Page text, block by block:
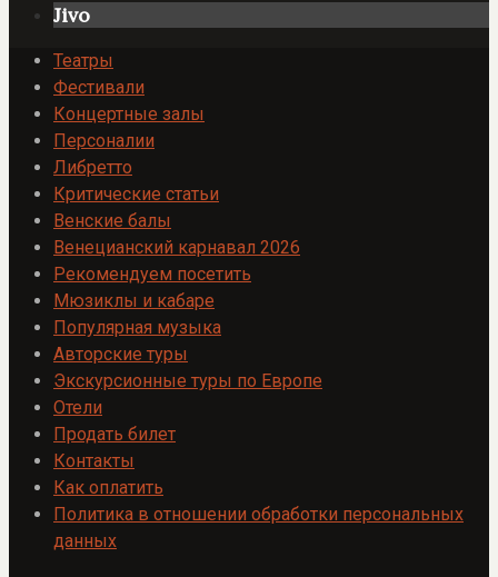
Jivo
Театры
Фестивали
Концертные залы
Персоналии
Либретто
Критические статьи
Венские балы
Венецианский карнавал 2026
Рекомендуем посетить
Мюзиклы и кабаре
Популярная музыка
Авторские туры
Экскурсионные туры по Европе
Отели
Продать билет
Контакты
Как оплатить
Политика в отношении обработки персональных
данных